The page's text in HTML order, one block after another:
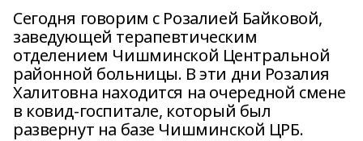
Сегодня говорим с Розалией Байковой,
заведующей терапевтическим
отделением Чишминской Центральной
районной больницы. В эти дни Розалия
Халитовна находится на очередной смене
в ковид-госпитале, который был
развернут на базе Чишминской ЦРБ.